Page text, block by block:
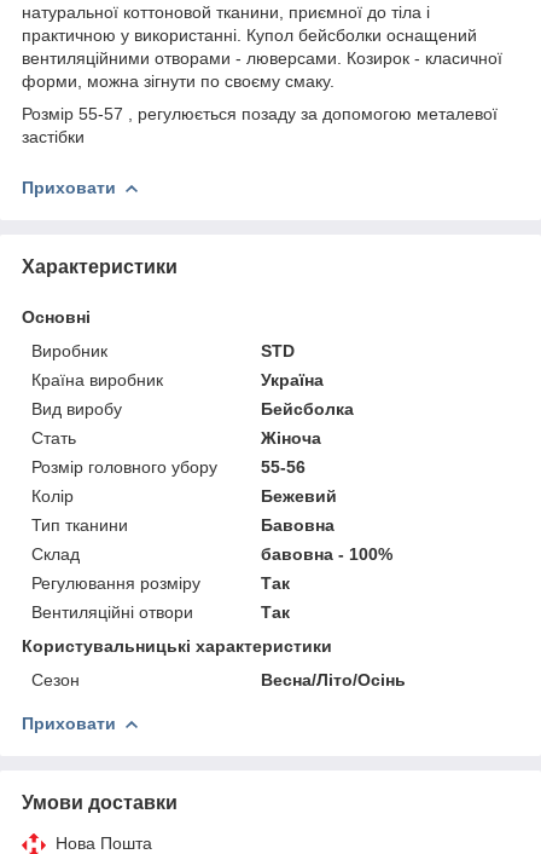
натуральної коттоновой тканини, приємної до тіла і
практичною у використанні. Купол бейсболки оснащений
вентиляційними отворами - люверсами. Козирок - класичної
форми, можна зігнути по своєму смаку.
Розмір 55-57 , регулюється позаду за допомогою металевої
застібки
Приховати
Характеристики
Основні
Виробник
STD
Країна виробник
Україна
Вид виробу
Бейсболка
Стать
Жіноча
Розмір головного убору
55-56
Колір
Бежевий
Тип тканини
Бавовна
Склад
бавовна - 100%
Регулювання розміру
Так
Вентиляційні отвори
Так
Користувальницькі характеристики
Сезон
Весна/Літо/Осінь
Приховати
Умови доставки
Нова Пошта